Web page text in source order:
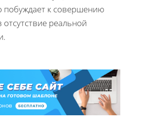
побуждает к совершению
отсутствие реальной